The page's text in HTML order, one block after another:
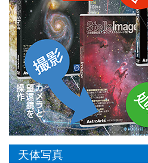
天体写真